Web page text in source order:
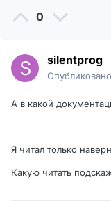
0
silentprog
Опубликовано
А в какой
Я читал только
Какую читать